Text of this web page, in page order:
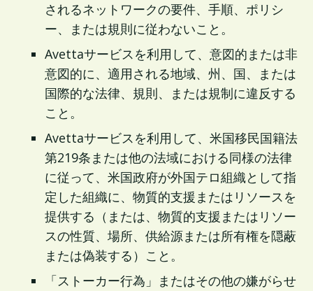
されるネットワークの要件、手順、ポリシ
ー、または規則に従わないこと。
Avettaサービスを利用して、意図的または非
意図的に、適用される地域、州、国、または
国際的な法律、規則、または規制に違反する
こと。
Avettaサービスを利用して、米国移民国籍法
第219条または他の法域における同様の法律
に従って、米国政府が外国テロ組織として指
定した組織に、物質的支援またはリソースを
提供する（または、物質的支援またはリソー
スの性質、場所、供給源または所有権を隠蔽
または偽装する）こと。
「ストーカー行為」またはその他の嫌がらせ